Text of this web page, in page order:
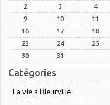
2
3 4
9
10 11
16
17 18
23
24 25
30
31
Catégories
La vie à Bleurville